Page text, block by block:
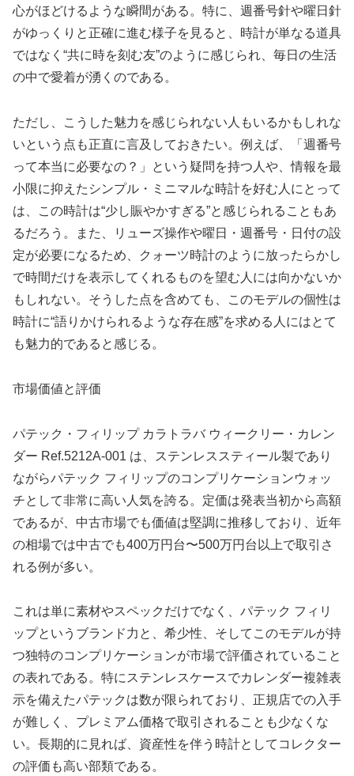
心がほどけるような瞬間がある。特に、週番号針や曜日針
がゆっくりと正確に進む様子を見ると、時計が単なる道具
ではなく“共に時を刻む友”のように感じられ、毎日の生活
の中で愛着が湧くのである。
ただし、こうした魅力を感じられない人もいるかもしれな
いという点も正直に言及しておきたい。例えば、「週番号
って本当に必要なの？」という疑問を持つ人や、情報を最
小限に抑えたシンプル・ミニマルな時計を好む人にとって
は、この時計は“少し賑やかすぎる”と感じられることもあ
るだろう。また、リューズ操作や曜日・週番号・日付の設
定が必要になるため、クォーツ時計のように放ったらかし
で時間だけを表示してくれるものを望む人には向かないか
もしれない。そうした点を含めても、このモデルの個性は
時計に“語りかけられるような存在感”を求める人にはとて
も魅力的であると感じる。
市場価値と評価
パテック・フィリップ カラトラバ ウィークリー・カレン
ダー Ref.5212A‑001 は、ステンレススティール製であり
ながらパテック フィリップのコンプリケーションウォッ
チとして非常に高い人気を誇る。定価は発表当初から高額
であるが、中古市場でも価値は堅調に推移しており、近年
の相場では中古でも400万円台〜500万円台以上で取引さ
れる例が多い。
これは単に素材やスペックだけでなく、パテック フィリ
ップというブランド力と、希少性、そしてこのモデルが持
つ独特のコンプリケーションが市場で評価されていること
の表れである。特にステンレスケースでカレンダー複雑表
示を備えたパテックは数が限られており、正規店での入手
が難しく、プレミアム価格で取引されることも少なくな
い。長期的に見れば、資産性を伴う時計としてコレクター
の評価も高い部類である。